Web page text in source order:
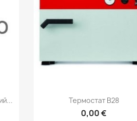
Быстрый просмотр
Термостат B28
0,00 €